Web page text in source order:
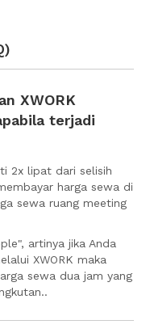
XWORK
terjadi
2x lipat dari selisih
harga sewa di
sewa ruang meeting
artinya jika Anda
XWORK maka
sewa dua jam yang